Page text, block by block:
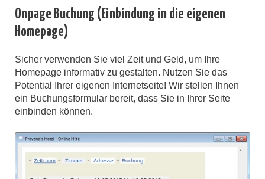
Onpage Buchung (Einbindung in die eigenen
Homepage)
Sicher verwenden Sie viel Zeit und Geld, um Ihre
Homepage informativ zu gestalten. Nutzen Sie das
Potential Ihrer eigenen Internetseite! Wir stellen Ihnen
ein Buchungsformular bereit, dass Sie in Ihrer Seite
einbinden können.